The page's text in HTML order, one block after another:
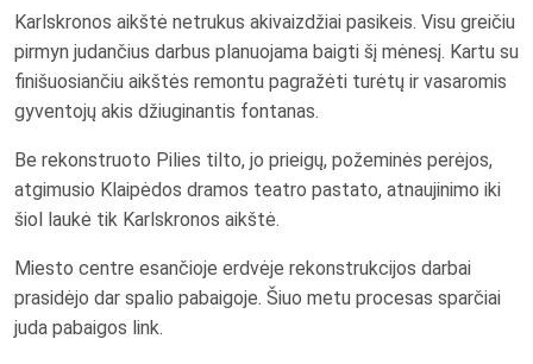
Karlskronos aikštė netrukus akivaizdžiai pasikeis. Visu greičiu
pirmyn judančius darbus planuojama baigti šį mėnesį. Kartu su
finišuosiančiu aikštės remontu pagražėti turėtų ir vasaromis
gyventojų akis džiuginantis fontanas.
Be rekonstruoto Pilies tilto, jo prieigų, požeminės perėjos,
atgimusio Klaipėdos dramos teatro pastato, atnaujinimo iki
šiol laukė tik Karlskronos aikštė.
Miesto centre esančioje erdvėje rekonstrukcijos darbai
prasidėjo dar spalio pabaigoje. Šiuo metu procesas sparčiai
juda pabaigos link.